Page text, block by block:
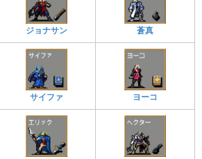
ジョナサン 蒼真
サイファ ヨーコ